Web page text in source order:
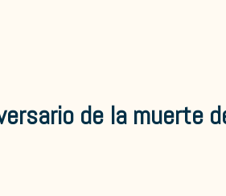
de la muerte